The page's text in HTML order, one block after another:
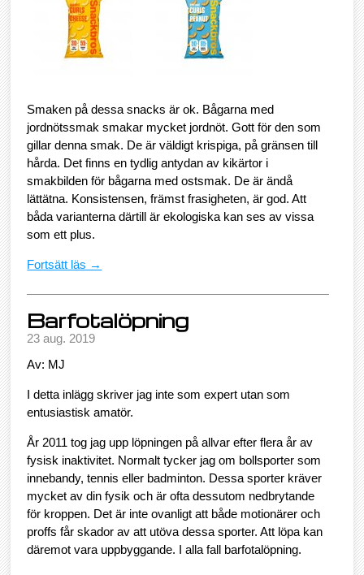
Smaken på dessa snacks är ok. Bågarna med
jordnötssmak smakar mycket jordnöt. Gott för den som
gillar denna smak. De är väldigt krispiga, på gränsen till
hårda. Det finns en tydlig antydan av kikärtor i
smakbilden för bågarna med ostsmak. De är ändå
lättätna. Konsistensen, främst frasigheten, är god. Att
båda varianterna därtill är ekologiska kan ses av vissa
som ett plus.
Fortsätt läs →
Barfotalöpning
23 aug. 2019
Av: MJ
I detta inlägg skriver jag inte som expert utan som
entusiastisk amatör.
År 2011 tog jag upp löpningen på allvar efter flera år av
fysisk inaktivitet. Normalt tycker jag om bollsporter som
innebandy, tennis eller badminton. Dessa sporter kräver
mycket av din fysik och är ofta dessutom nedbrytande
för kroppen. Det är inte ovanligt att både motionärer och
proffs får skador av att utöva dessa sporter. Att löpa kan
däremot vara uppbyggande. I alla fall barfotalöpning.